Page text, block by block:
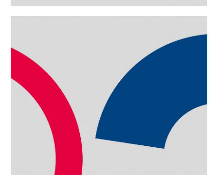
Aan Zeeuws Orkest en Educatief project